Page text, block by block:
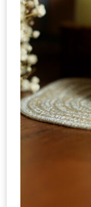
พบ
สินค้า
เรื่อง
บ้าน